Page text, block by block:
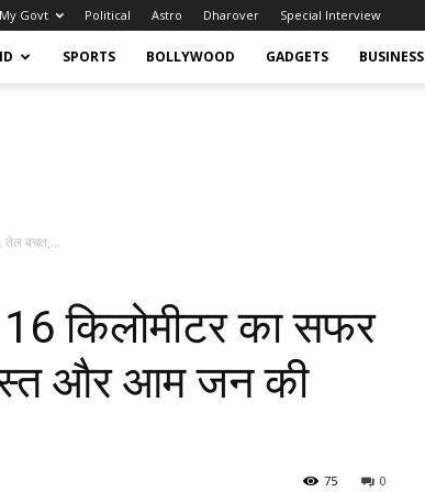
My Govt Political Astro Dharover Special Interview
SPORTS BOLLYWOOD GADGETS BUSINESS
तेल बचत,...
किलोमीटर का सफर
और आम जन की
0
75